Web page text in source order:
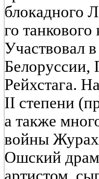
блокадного
го
Участвовал
Белоруссии,
Рейхстага.
II степени
а также
войны
Ошский
артистом,